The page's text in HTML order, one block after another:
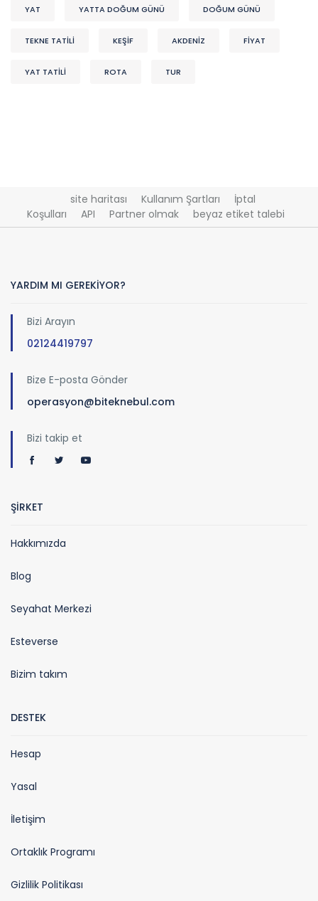
YAT YATTA DOĞUM GÜNÜ DOĞUM GÜNÜ
TEKNE TATİLİ KEŞIF AKDENIZ FİYAT
YAT TATİLİ ROTA TUR
site haritası Kullanım Şartları
İptal
Koşulları
API Partner olmak beyaz etiket talebi
YARDIM MI GEREKİYOR?
Bizi Arayın
02124419797
Bize E-posta Gönder
operasyon@biteknebul.com
Bizi takip et
ŞİRKET
Hakkımızda
Blog
Seyahat Merkezi
Esteverse
Bizim takım
DESTEK
Hesap
Yasal
İletişim
Ortaklık Programı
Gizlilik Politikası